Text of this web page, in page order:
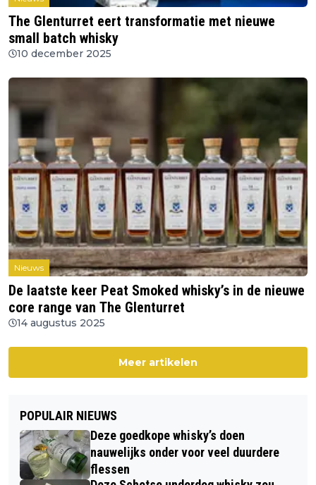
The Glenturret eert transformatie met nieuwe
small batch whisky
10 december 2025
Nieuws
De laatste keer Peat Smoked whisky’s in de nieuwe
core range van The Glenturret
14 augustus 2025
Meer artikelen
POPULAIR NIEUWS
Deze goedkope whisky’s doen
nauwelijks onder voor veel duurdere
flessen